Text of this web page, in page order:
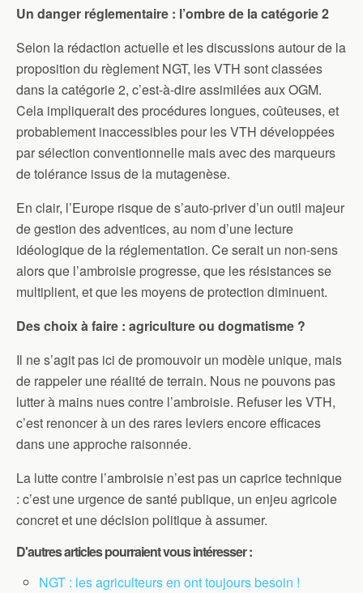
Un danger réglementaire : l’ombre de la catégorie 2
Selon la rédaction actuelle et les discussions autour de la
proposition du règlement NGT, les VTH sont classées
dans la catégorie 2, c’est-à-dire assimilées aux OGM.
Cela impliquerait des procédures longues, coûteuses, et
probablement inaccessibles pour les VTH développées
par sélection conventionnelle mais avec des marqueurs
de tolérance issus de la mutagenèse.
En clair, l’Europe risque de s’auto-priver d’un outil majeur
de gestion des adventices, au nom d’une lecture
idéologique de la réglementation. Ce serait un non-sens
alors que l’ambroisie progresse, que les résistances se
multiplient, et que les moyens de protection diminuent.
Des choix à faire : agriculture ou dogmatisme ?
Il ne s’agit pas ici de promouvoir un modèle unique, mais
de rappeler une réalité de terrain. Nous ne pouvons pas
lutter à mains nues contre l’ambroisie. Refuser les VTH,
c’est renoncer à un des rares leviers encore efficaces
dans une approche raisonnée.
La lutte contre l’ambroisie n’est pas un caprice technique
: c’est une urgence de santé publique, un enjeu agricole
concret et une décision politique à assumer.
D'autres articles pourraient vous intéresser :
NGT : les agriculteurs en ont toujours besoin !